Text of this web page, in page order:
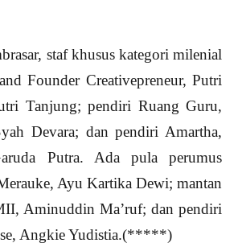
staf khusus kategori milenial
Founder Creativepreneur, Putri
Tanjung; pendiri Ruang Guru,
Devara; dan pendiri Amartha,
Putra. Ada pula perumus
Ayu Kartika Dewi; mantan
Aminuddin Ma’ruf; dan pendiri
Angkie Yudistia.(*****)